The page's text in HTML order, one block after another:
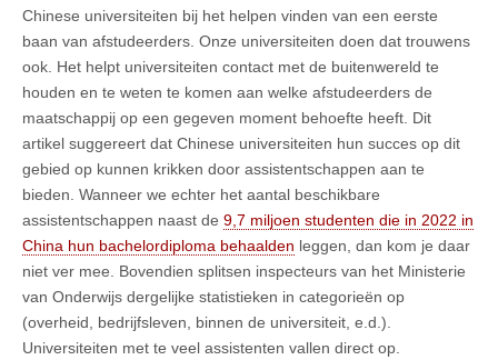
Chinese universiteiten bij het helpen vinden van een eerste
baan van afstudeerders. Onze universiteiten doen dat trouwens
ook. Het helpt universiteiten contact met de buitenwereld te
houden en te weten te komen aan welke afstudeerders de
maatschappij op een gegeven moment behoefte heeft. Dit
artikel suggereert dat Chinese universiteiten hun succes op dit
gebied op kunnen krikken door assistentschappen aan te
bieden. Wanneer we echter het aantal beschikbare
assistentschappen naast de 9,7 miljoen studenten die in 2022 in
China hun bachelordiploma behaalden leggen, dan kom je daar
niet ver mee. Bovendien splitsen inspecteurs van het Ministerie
van Onderwijs dergelijke statistieken in categorieën op
(overheid, bedrijfsleven, binnen de universiteit, e.d.).
Universiteiten met te veel assistenten vallen direct op.